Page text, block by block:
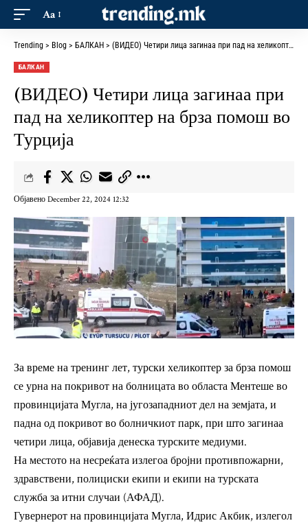
Aa
Trending > Blog > БАЛКАН > (ВИДЕО) Четири лица загинаа при пад на хеликоптер на брза помош во Турција
БАЛКАН
(ВИДЕО) Четири лица загинаа при
пад на хеликоптер на брза помош во
Турција
Објавено December 22, 2024 12:32
За време на тренинг лет, турски хеликоптер за брза помош
се урна на покривот на болницата во областа Ментеше во
провинцијата Мугла, на југозападниот дел на земјата, и
падна од покривот во болничкиот парк, при што загинаа
четири лица, објавија денеска турските медиуми.
На местото на несреќата излегоа бројни противпожарни,
здравствени, полициски екипи и екипи на турската
служба за итни случаи (АФАД).
Гувернерот на провинцијата Мугла, Идрис Акбик, излегол